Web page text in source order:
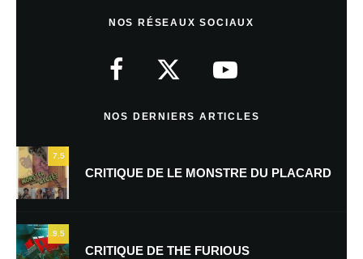
NOS RÉSEAUX SOCIAUX
NOS DERNIERS ARTICLES
7.5
CRITIQUE DE LE MONSTRE DU PLACARD
9.5
CRITIQUE DE THE FURIOUS